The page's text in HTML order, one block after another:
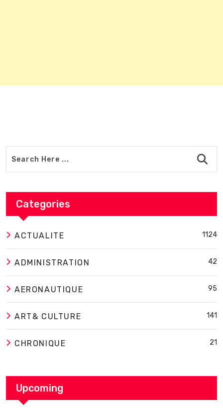
Categories
ACTUALITE 1124
ADMINISTRATION 42
AERONAUTIQUE 95
ART& CULTURE 141
CHRONIQUE 21
Upcoming